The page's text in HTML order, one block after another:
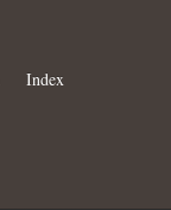
Index